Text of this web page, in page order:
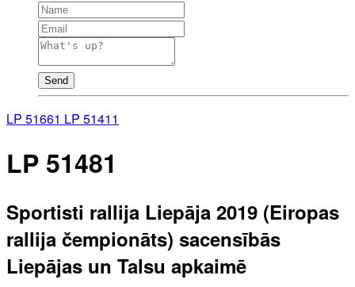
Send
LP 51661 LP 51411
LP 51481
Sportisti rallija Liepāja 2019 (Eiropas
rallija čempionāts) sacensībās
Liepājas un Talsu apkaimē